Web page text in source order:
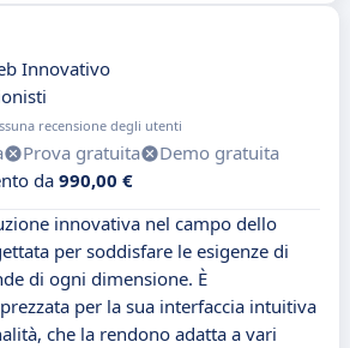
Innovativo
recensione degli utenti
Prova gratuita
Demo gratuita
da 990,00 €
innovativa nel campo dello
per soddisfare le esigenze di
di ogni dimensione. È
per la sua interfaccia intuitiva
che la rendono adatta a vari